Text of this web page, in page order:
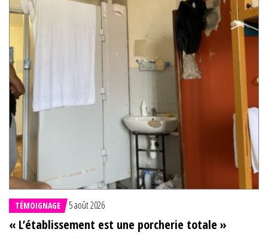
TÉMOIGNAGE 5 août 2026
« L’établissement est une porcherie totale »